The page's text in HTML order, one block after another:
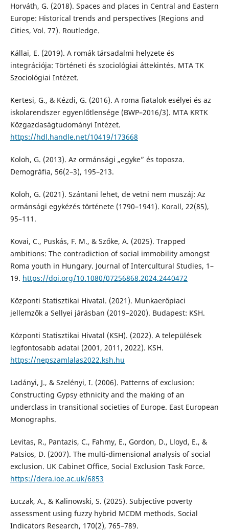
Horváth, G. (2018). Spaces and places in Central and Eastern
Europe: Historical trends and perspectives (Regions and
Cities, Vol. 77). Routledge.
Kállai, E. (2019). A romák társadalmi helyzete és
integrációja: Történeti és szociológiai áttekintés. MTA TK
Szociológiai Intézet.
Kertesi, G., & Kézdi, G. (2016). A roma fiatalok esélyei és az
iskolarendszer egyenlőtlensége (BWP–2016/3). MTA KRTK
Közgazdaságtudományi Intézet.
https://hdl.handle.net/10419/173668
Koloh, G. (2013). Az ormánsági „egyke” és toposza.
Demográfia, 56(2–3), 195–213.
Koloh, G. (2021). Szántani lehet, de vetni nem muszáj: Az
ormánsági egykézés története (1790–1941). Korall, 22(85),
95–111.
Kovai, C., Puskás, F. M., & Szőke, A. (2025). Trapped
ambitions: The contradiction of social immobility amongst
Roma youth in Hungary. Journal of Intercultural Studies, 1–
19. https://doi.org/10.1080/07256868.2024.2440472
Központi Statisztikai Hivatal. (2021). Munkaerőpiaci
jellemzők a Sellyei járásban (2019–2020). Budapest: KSH.
Központi Statisztikai Hivatal (KSH). (2022). A települések
legfontosabb adatai (2001, 2011, 2022). KSH.
https://nepszamlalas2022.ksh.hu
Ladányi, J., & Szelényi, I. (2006). Patterns of exclusion:
Constructing Gypsy ethnicity and the making of an
underclass in transitional societies of Europe. East European
Monographs.
Levitas, R., Pantazis, C., Fahmy, E., Gordon, D., Lloyd, E., &
Patsios, D. (2007). The multi-dimensional analysis of social
exclusion. UK Cabinet Office, Social Exclusion Task Force.
https://dera.ioe.ac.uk/6853
Łuczak, A., & Kalinowski, S. (2025). Subjective poverty
assessment using fuzzy hybrid MCDM methods. Social
Indicators Research, 170(2), 765–789.